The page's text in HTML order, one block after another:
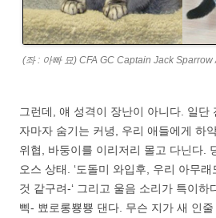
(좌 : 아빠 묘) CFA GC Captain Jack
그런데, 얘 성격이 장난이 아니다. 일단
자마자 숨기는 커녕, 우리 애들에게 하
위협, 바둥이를 이리저리 몰고 다닌다.
오스 상태. ‘도돌미 와입후, 우리 아무
것 같구려-‘ 그리고 울음 소리가 특이하
삑- 뾰로롱뿅뿅 댄다. 무슨 지가 새 인